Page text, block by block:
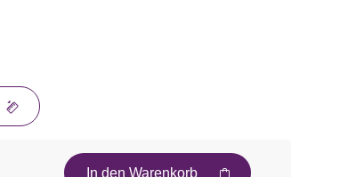
In den Warenkorb